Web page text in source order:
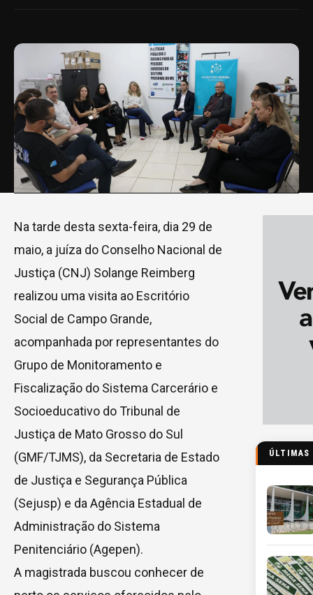
Na tarde desta sexta-feira, dia 29 de
maio, a juíza do Conselho Nacional de
Justiça (CNJ) Solange Reimberg
realizou uma visita ao Escritório
Social de Campo Grande,
acompanhada por representantes do
Grupo de Monitoramento e
Fiscalização do Sistema Carcerário e
Socioeducativo do Tribunal de
Justiça de Mato Grosso do Sul
(GMF/TJMS), da Secretaria de Estado
de Justiça e Segurança Pública
(Sejusp) e da Agência Estadual de
Administração do Sistema
Penitenciário (Agepen).
A magistrada buscou conhecer de